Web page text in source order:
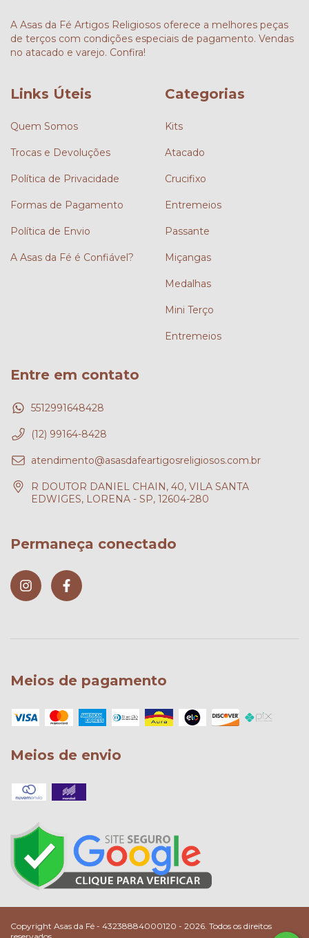
A Asas da Fé Artigos Religiosos oferece a melhores peças
de terços com condições especiais de pagamento. Vendas
no atacado e varejo. Confira!
Links Úteis
Quem Somos
Trocas e Devoluções
Política de Privacidade
Formas de Pagamento
Política de Envio
A Asas da Fé é Confiável?
Categorias
Kits
Atacado
Crucifixo
Entremeios
Passante
Miçangas
Medalhas
Mini Terço
Entremeios
Entre em contato
5512991648428
(12) 99164-8428
atendimento@asasdafeartigosreligiosos.com.br
R DOUTOR DANIEL CHAIN, 40, VILA SANTA
EDWIGES, LORENA - SP, 12604-280
Permaneça conectado
Meios de pagamento
Meios de envio
Copyright Asas da Fé - 43238884000120 - 2026. Todos os direitos